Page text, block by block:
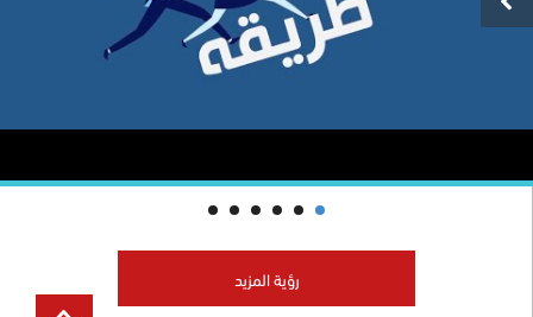
رؤية المزيد